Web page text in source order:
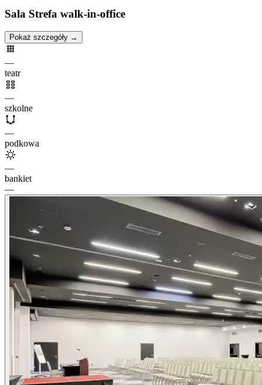
Sala Strefa walk-in-office
Pokaż szczegóły →
—
teatr
—
szkolne
—
podkowa
—
bankiet
—